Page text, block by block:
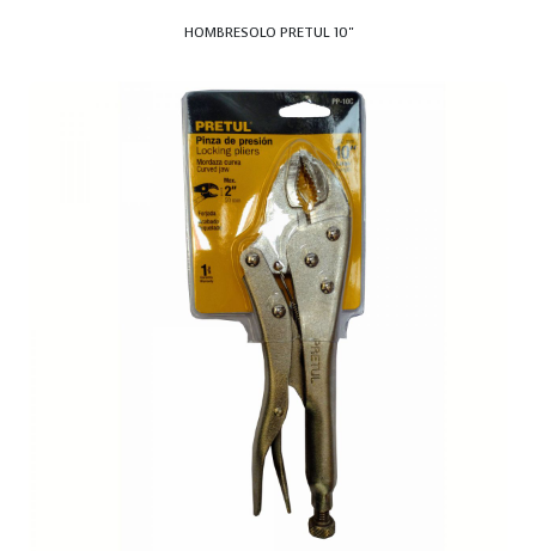
HOMBRESOLO PRETUL 10"